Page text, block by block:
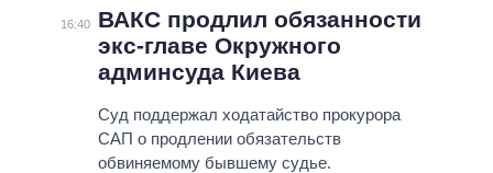
16:40
ВАКС продлил обязанности
экс-главе Окружного
админсуда Киева
Суд поддержал ходатайство прокурора
САП о продлении обязательств
обвиняемому бывшему судье.